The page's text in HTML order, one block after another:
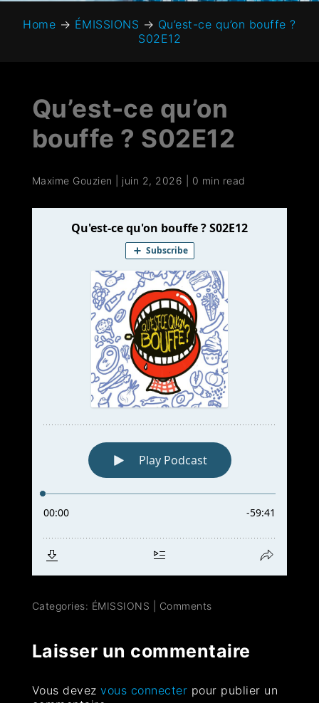
Home → ÉMISSIONS → Qu’est-ce qu’on bouffe ?
S02E12
Qu’est-ce qu’on
bouffe ? S02E12
Maxime Gouzien juin 2, 2026 0 min read
Categories: ÉMISSIONS Comments
Laisser un commentaire
Vous devezvous connecter pour publier un